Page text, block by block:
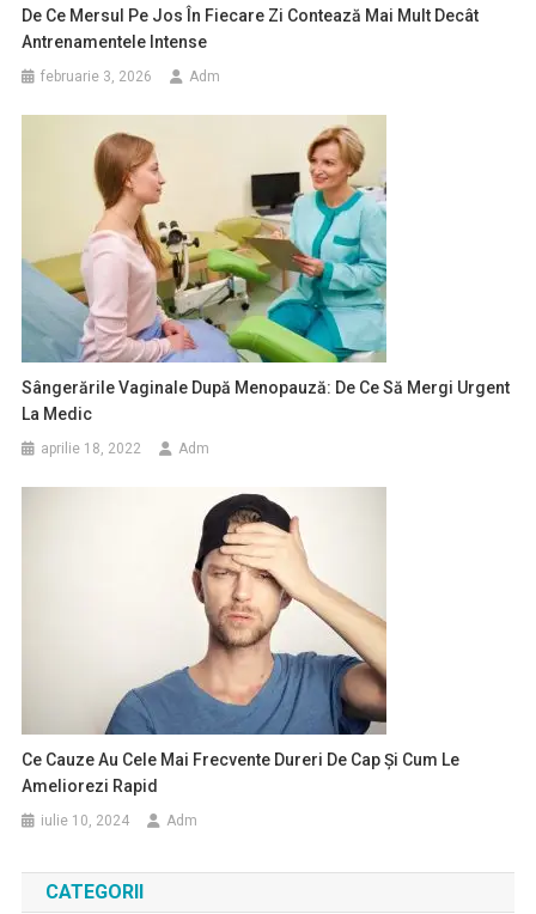
De Ce Mersul Pe Jos În Fiecare Zi Contează Mai Mult Decât
Antrenamentele Intense
februarie 3, 2026 Adm
Sângerările Vaginale După Menopauză: De Ce Să Mergi Urgent
La Medic
aprilie 18, 2022 Adm
Ce Cauze Au Cele Mai Frecvente Dureri De Cap Și Cum Le
Ameliorezi Rapid
iulie 10, 2024 Adm
CATEGORII